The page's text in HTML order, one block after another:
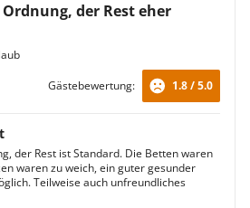
der Rest eher
Gästebewertung: 1.8 / 5.0
der Rest ist Standard. Die Betten waren
waren zu weich, ein guter gesunder
Teilweise auch unfreundliches